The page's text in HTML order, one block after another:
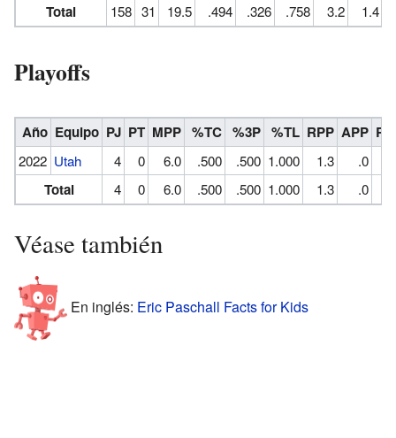
Total 158 31 19.5 .494 .326 .758 3.2 1.4
Playoffs
Año Equipo PJ PT MPP %TC %3P %TL RPP APP
2022 Utah 4 0 6.0 .500 .500 1.000 1.3 .0
Total 4 0 6.0 .500 .500 1.000 1.3 .0
Véase también
En inglés: Eric Paschall Facts for Kids